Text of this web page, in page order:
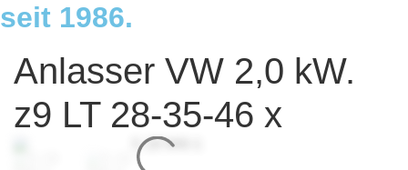
seit 1986.
Anlasser VW 2,0 kW.
z9 LT 28-35-46 x